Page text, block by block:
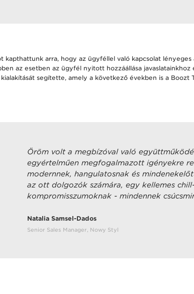
kapthattunk arra, hogy az ügyféllel való kapcsolat
az esetben az ügyfél nyitott hozzáállása
segítette, amely a következő években is a Boozt
Öröm volt a megbízóval való
egyértelműen megfogalmazott igényekre
modernnek, hangulatosnak és
az ott dolgozók számára, egy kellemes
kompromisszumoknak - mindennek
Natalia Samsel-Dados
Senior Sales Manager, Nowy Styl